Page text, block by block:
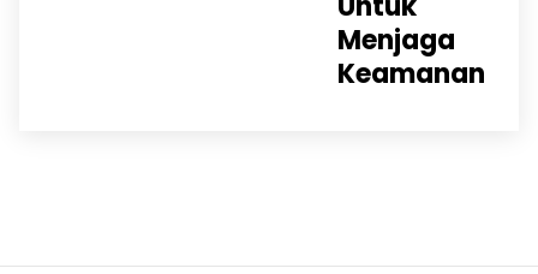
Menjaga
Keamanan